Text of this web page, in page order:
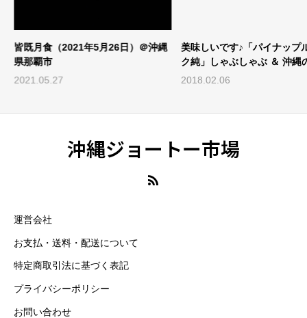
皆既月食（2021年5月26日）＠沖縄
県那覇市
2021.05.27
美味しいです♪「パイナップ
ク純」しゃぶしゃぶ ＆ 沖縄
産事情
2018.02.06
沖縄ジョートー市場
運営会社
お支払・送料・配送について
特定商取引法に基づく表記
プライバシーポリシー
お問い合わせ